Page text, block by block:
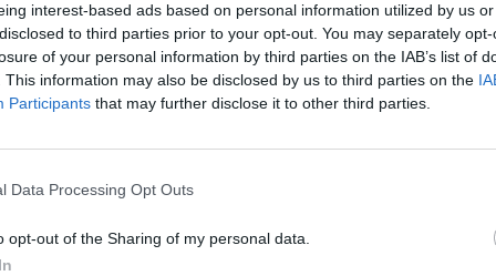
interest-based ads based on personal information utilized by us
to third parties prior to your opt-out. You may separately
of your personal information by third parties on the IAB’s list of
This information may also be disclosed by us to third parties on the
Participants that may further disclose it to other third parties.
Data Processing Opt Outs
opt-out of the Sharing of my personal data.
Daugiau nuotraukų (28)
„Baikerių naktys“ dalyviai susirinko
„Urmas“ teritorijoje. Aikštėje